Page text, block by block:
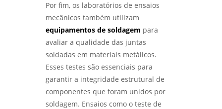
Por fim, os laboratórios de ensaios
mecânicos também utilizam
equipamentos de soldagem para
avaliar a qualidade das juntas
soldadas em materiais metálicos.
Esses testes são essenciais para
garantir a integridade estrutural de
componentes que foram unidos por
soldagem. Ensaios como o teste de